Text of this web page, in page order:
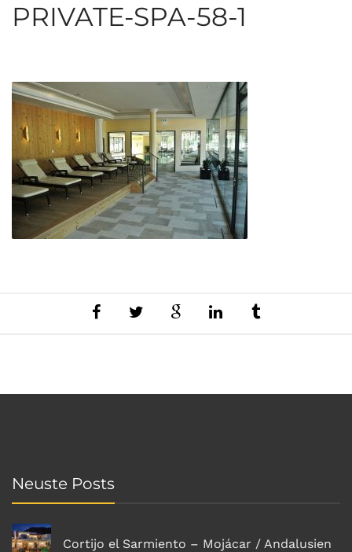
PRIVATE-SPA-58-1
Neuste Posts
Cortijo el Sarmiento – Mojácar / Andalusien